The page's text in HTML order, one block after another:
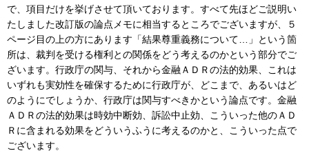
で、項目だけを挙げさせて頂いております。すべて先ほどご説明い
たしました改訂版の論点メモに相当するところでございますが、５
ページ目の上の方にあります「結果尊重義務について…」という箇
所は、裁判を受ける権利との関係をどう考えるのかという部分でご
ざいます。行政庁の関与、それから金融ＡＤＲの法的効果、これは
いずれも実効性を確保するために行政庁が、どこまで、あるいはど
のようにでしょうか、行政庁は関与すべきかという論点です。金融
ＡＤＲの法的効果は時効中断効、訴訟中止効、こういった他のＡＤ
Ｒに含まれる効果をどういうふうに考えるのかと、こういった点で
ございます。